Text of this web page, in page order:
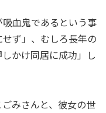
血鬼であるという事
ず」、むしろ長年の
かけ同居に成功」し
みさんと、彼女の世